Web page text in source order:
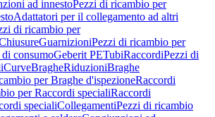
ad innestoPezzi di ricambio per
Adattatori per il collegamento ad altri
di ricambio per
GuarnizioniPezzi di ricambio per
consumoGeberit PETubiRaccordiPezzi di
CurveBragheRiduzioniBraghe
per Braghe d'ispezioneRaccordi
per Raccordi specialiRaccordi
specialiCollegamentiPezzi di ricambio